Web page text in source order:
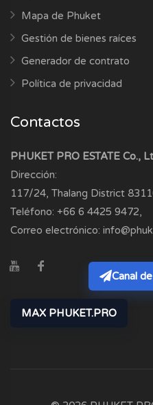
Mapa de Phuket
Gestión de bienes raíces
Generador de contrato
Política de privacidad
Contactos
PHUKET PRO ESTATE Co.,
Dirección:
117/24, Thalang District
Teléfono: +66 6 4425 9472,
Correo electrónico:
Canal
MAX PHUKET.PRO